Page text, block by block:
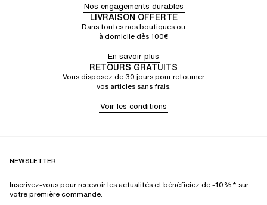
Nos engagements durables
LIVRAISON OFFERTE
Dans toutes nos boutiques ou
à domicile dès 100€
En savoir plus
RETOURS GRATUITS
Vous disposez de 30 jours pour retourner
vos articles sans frais.
Voir les conditions
NEWSLETTER
Inscrivez-vous pour recevoir les actualités et bénéficiez de -10%* sur
votre première commande.